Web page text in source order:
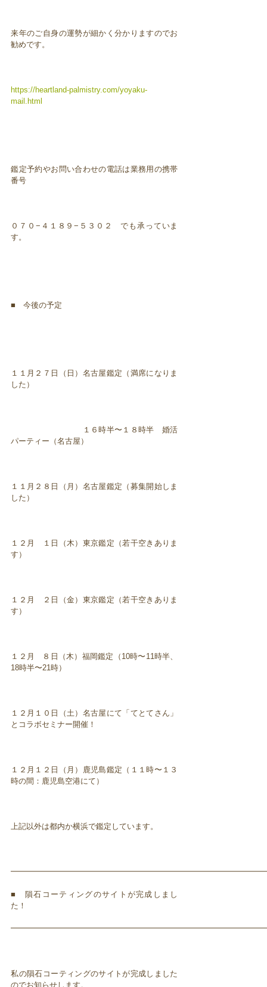
来年のご自身の運勢が細かく分かりますのでお
勧めです。
https://heartland-palmistry.com/yoyaku-
mail.html
鑑定予約やお問い合わせの電話は業務用の携帯
番号
０７０−４１８９−５３０２ でも承っていま
す。
■ 今後の予定
１１月２７日（日）名古屋鑑定（満席になりま
した）
１６時半〜１８時半 婚活
パーティー（名古屋）
１１月２８日（月）名古屋鑑定（募集開始しま
した）
１２月 １日（木）東京鑑定（若干空きありま
す）
１２月 ２日（金）東京鑑定（若干空きありま
す）
１２月 ８日（木）福岡鑑定（10時〜11時半、
18時半〜21時）
１２月１０日（土）名古屋にて「てとてさん」
とコラボセミナー開催！
１２月１２日（月）鹿児島鑑定（１１時〜１３
時の間：鹿児島空港にて）
上記以外は都内か横浜で鑑定しています。
■ 隕石コーティングのサイトが完成しまし
た！
私の隕石コーティングのサイトが完成しました
のでお知らせします。